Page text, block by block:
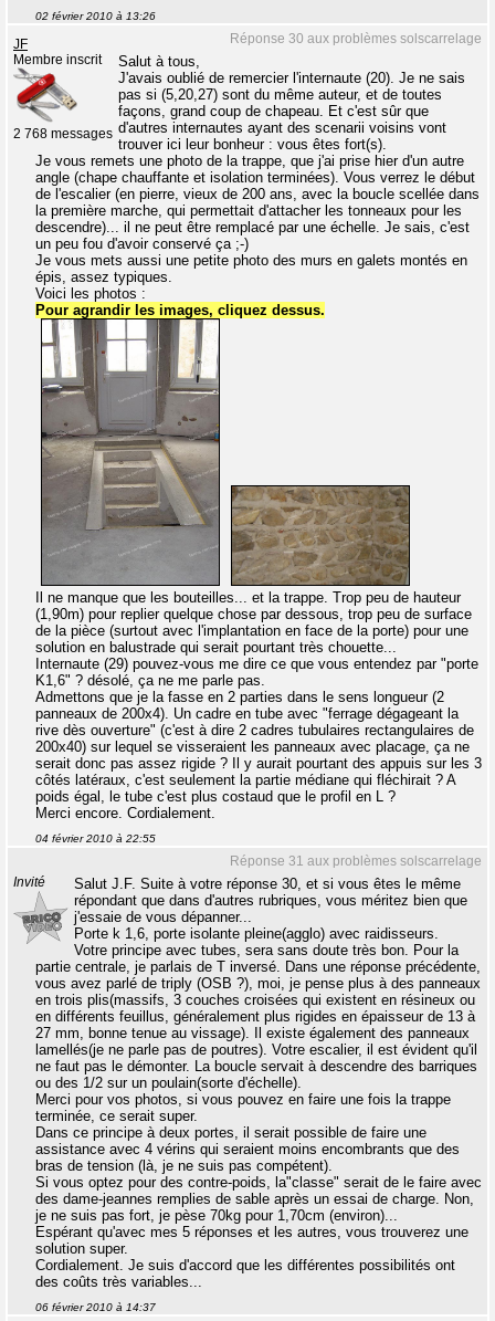
02 février 2010 à 13:26
Réponse 30 aux problèmes solscarrelage
JF
Membre inscrit
2 768 messages
Salut à tous,
J'avais oublié de remercier l'internaute (20). Je ne sais
pas si (5,20,27) sont du même auteur, et de toutes
façons, grand coup de chapeau. Et c'est sûr que
d'autres internautes ayant des scenarii voisins vont
trouver ici leur bonheur : vous êtes fort(s).
Je vous remets une photo de la trappe, que j'ai prise hier d'un autre
angle (chape chauffante et isolation terminées). Vous verrez le début
de l'escalier (en pierre, vieux de 200 ans, avec la boucle scellée dans
la première marche, qui permettait d'attacher les tonneaux pour les
descendre)... il ne peut être remplacé par une échelle. Je sais, c'est
un peu fou d'avoir conservé ça ;-)
Je vous mets aussi une petite photo des murs en galets montés en
épis, assez typiques.
Voici les photos :
Pour agrandir les images, cliquez dessus.
Il ne manque que les bouteilles... et la trappe. Trop peu de hauteur
(1,90m) pour replier quelque chose par dessous, trop peu de surface
de la pièce (surtout avec l'implantation en face de la porte) pour une
solution en balustrade qui serait pourtant très chouette...
Internaute (29) pouvez-vous me dire ce que vous entendez par "porte
K1,6" ? désolé, ça ne me parle pas.
Admettons que je la fasse en 2 parties dans le sens longueur (2
panneaux de 200x4). Un cadre en tube avec "ferrage dégageant la
rive dès ouverture" (c'est à dire 2 cadres tubulaires rectangulaires de
200x40) sur lequel se visseraient les panneaux avec placage, ça ne
serait donc pas assez rigide ? Il y aurait pourtant des appuis sur les 3
côtés latéraux, c'est seulement la partie médiane qui fléchirait ? A
poids égal, le tube c'est plus costaud que le profil en L ?
Merci encore. Cordialement.
04 février 2010 à 22:55
Réponse 31 aux problèmes solscarrelage
Invité
Salut J.F. Suite à votre réponse 30, et si vous êtes le même
répondant que dans d'autres rubriques, vous méritez bien que
j'essaie de vous dépanner...
Porte k 1,6, porte isolante pleine(agglo) avec raidisseurs.
Votre principe avec tubes, sera sans doute très bon. Pour la
partie centrale, je parlais de T inversé. Dans une réponse précédente,
vous avez parlé de triply (OSB ?), moi, je pense plus à des panneaux
en trois plis(massifs, 3 couches croisées qui existent en résineux ou
en différents feuillus, généralement plus rigides en épaisseur de 13 à
27 mm, bonne tenue au vissage). Il existe également des panneaux
lamellés(je ne parle pas de poutres). Votre escalier, il est évident qu'il
ne faut pas le démonter. La boucle servait à descendre des barriques
ou des 1/2 sur un poulain(sorte d'échelle).
Merci pour vos photos, si vous pouvez en faire une fois la trappe
terminée, ce serait super.
Dans ce principe à deux portes, il serait possible de faire une
assistance avec 4 vérins qui seraient moins encombrants que des
bras de tension (là, je ne suis pas compétent).
Si vous optez pour des contre-poids, la"classe" serait de le faire avec
des dame-jeannes remplies de sable après un essai de charge. Non,
je ne suis pas fort, je pèse 70kg pour 1,70cm (environ)...
Espérant qu'avec mes 5 réponses et les autres, vous trouverez une
solution super.
Cordialement. Je suis d'accord que les différentes possibilités ont
des coûts très variables...
06 février 2010 à 14:37